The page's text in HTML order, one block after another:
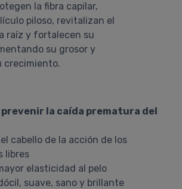
la fibra capilar,
piloso, revitalizan el
raíz y fortalecen su
su grosor y
crecimiento.
prevenir la caída prematura del
cabello de la acción de los
libres
elasticidad al pelo
suave, sano y brillante